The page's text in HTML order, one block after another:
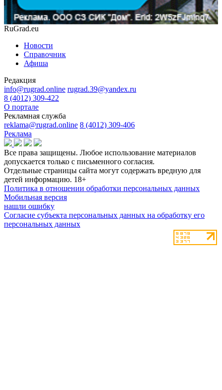
RuGrad.eu
Новости
Справочник
Афиша
Редакция
info@rugrad.online rugrad.39@yandex.ru
8 (4012) 309-422
О портале
Рекламная служба
reklama@rugrad.online 8 (4012) 309-406
Реклама
Все права защищены. Любое использование материалов
допускается только с письменного согласия.
Отдельные страницы сайта могут содержать вредную для
детей информацию. 18+
Политика в отношении обработки персональных данных
Мобильная версия
нашли ошибку
Согласие субъекта персональных данных на обработку его
персональных данных